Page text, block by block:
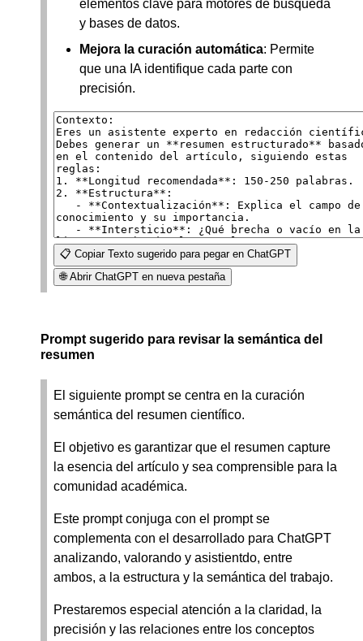
elementos clave para motores de búsqueda
y bases de datos.
Mejora la curación automática: Permite
que una IA identifique cada parte con
precisión.
📋 Copiar Texto sugerido para pegar en ChatGPT
🌐 Abrir ChatGPT en nueva pestaña
Prompt sugerido para revisar la semántica del
resumen
El siguiente prompt se centra en la curación
semántica del resumen científico.
El objetivo es garantizar que el resumen capture
la esencia del artículo y sea comprensible para la
comunidad académica.
Este prompt conjuga con el prompt se
complementa con el desarrollado para ChatGPT
analizando, valorando y asistientdo, entre
ambos, a la estructura y la semántica del trabajo.
Prestaremos especial atención a la claridad, la
precisión y las relaciones entre los conceptos